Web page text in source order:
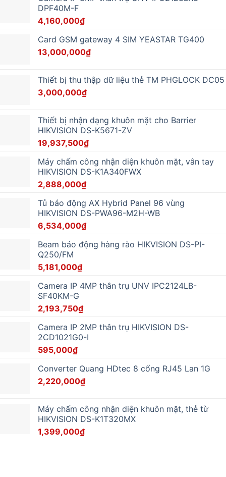
DPF40M-F
4,160,000₫
Card GSM gateway 4 SIM YEASTAR TG400
13,000,000₫
Thiết bị thu thập dữ liệu thẻ TM PHGLOCK DC05
3,000,000₫
Thiết bị nhận dạng khuôn mặt cho Barrier
HIKVISION DS-K5671-ZV
19,937,500₫
Máy chấm công nhận diện khuôn mặt, vân tay
HIKVISION DS-K1A340FWX
2,888,000₫
Tủ báo động AX Hybrid Panel 96 vùng
HIKVISION DS-PWA96-M2H-WB
6,534,000₫
Beam báo động hàng rào HIKVISION DS-PI-
Q250/FM
5,181,000₫
Camera IP 4MP thân trụ UNV IPC2124LB-
SF40KM-G
2,193,750₫
Camera IP 2MP thân trụ HIKVISION DS-
2CD1021G0-I
595,000₫
Converter Quang HDtec 8 cổng RJ45 Lan 1G
2,220,000₫
Máy chấm công nhận diện khuôn mặt, thẻ từ
HIKVISION DS-K1T320MX
1,399,000₫